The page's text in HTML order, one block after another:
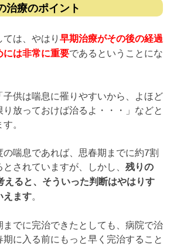
治療のポイント
は、やはり早期治療がその後の経過
には非常に重要であるということにな
子供は喘息に罹りやすいから、よほど
放っておけば治るよ・・・」などと
。
喘息であれば、思春期までに約7割
されていますが、しかし、 残りの
えると、そういった判断はやはりす
えます。
までに完治できたとしても、病院で治
に入る前にもっと早く完治すること